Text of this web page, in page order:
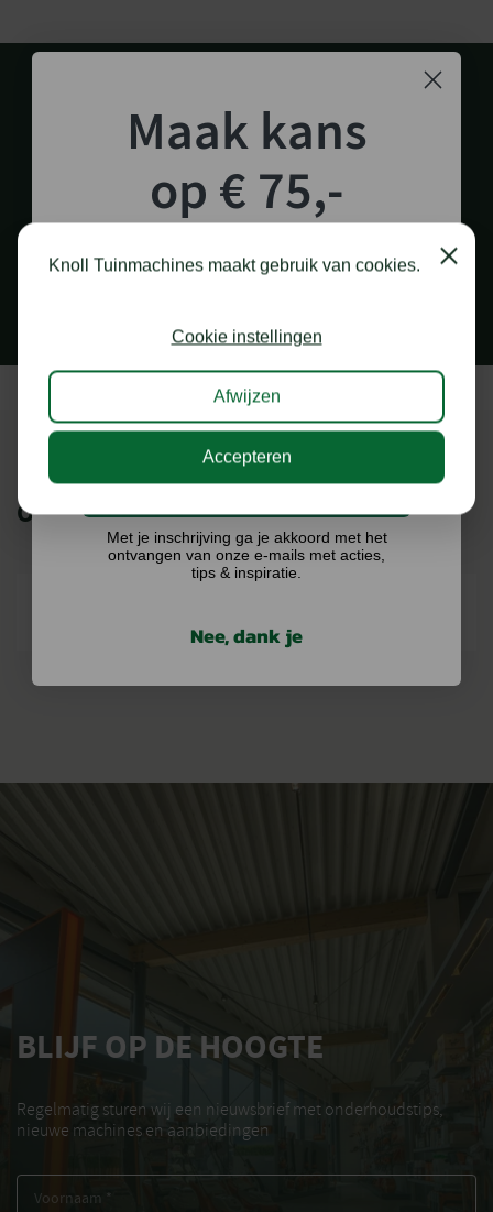
in Staphorst
ONZE MERKEN
BLIJF OP DE HOOGTE
Regelmatig sturen wij een nieuwsbrief met onderhoudstips,
nieuwe machines en aanbiedingen
Knoll Tuinmachines maakt gebruik van cookies. Close
Cookie instellingen
Afwijzen
Accepteren
Maak kans
op € 75,-
shoptegoed!
kans op €75,- te besteden op onze webshop.
Ik doe graag mee!
Met je inschrijving ga je akkoord met het
ontvangen van onze e-mails met acties,
tips & inspiratie.
Nee, dank je